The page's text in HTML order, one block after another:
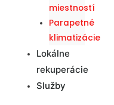
miestností
Parapetné
klimatizácie
Lokálne
rekuperácie
Služby